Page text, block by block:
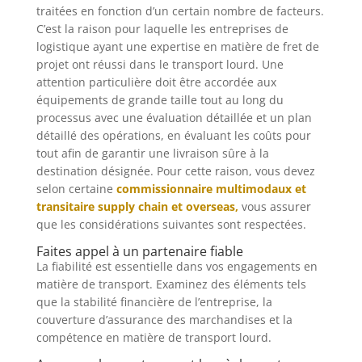
traitées en fonction d’un certain nombre de facteurs.
C’est la raison pour laquelle les entreprises de
logistique ayant une expertise en matière de fret de
projet ont réussi dans le transport lourd. Une
attention particulière doit être accordée aux
équipements de grande taille tout au long du
processus avec une évaluation détaillée et un plan
détaillé des opérations, en évaluant les coûts pour
tout afin de garantir une livraison sûre à la
destination désignée. Pour cette raison, vous devez
selon certaine commissionnaire multimodaux et
transitaire supply chain et overseas, vous assurer
que les considérations suivantes sont respectées.
Faites appel à un partenaire fiable
La fiabilité est essentielle dans vos engagements en
matière de transport. Examinez des éléments tels
que la stabilité financière de l’entreprise, la
couverture d’assurance des marchandises et la
compétence en matière de transport lourd.